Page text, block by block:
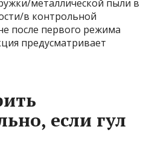
металлической пыли в
в контрольной
после первого режима
предусматривает
если гул